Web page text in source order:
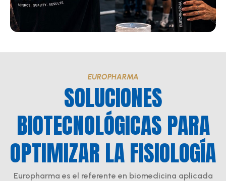
EUROPHARMA
SOLUCIONES
BIOTECNOLÓGICAS PARA
OPTIMIZAR LA FISIOLOGÍA
Europharma es el referente en biomedicina aplicada